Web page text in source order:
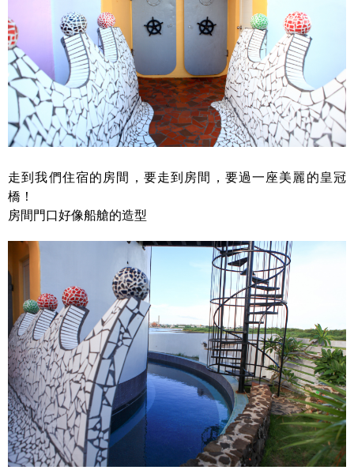
走到我們住宿的房間，要走到房間，要過一座美麗的皇冠
橋！
房間門口好像船艙的造型